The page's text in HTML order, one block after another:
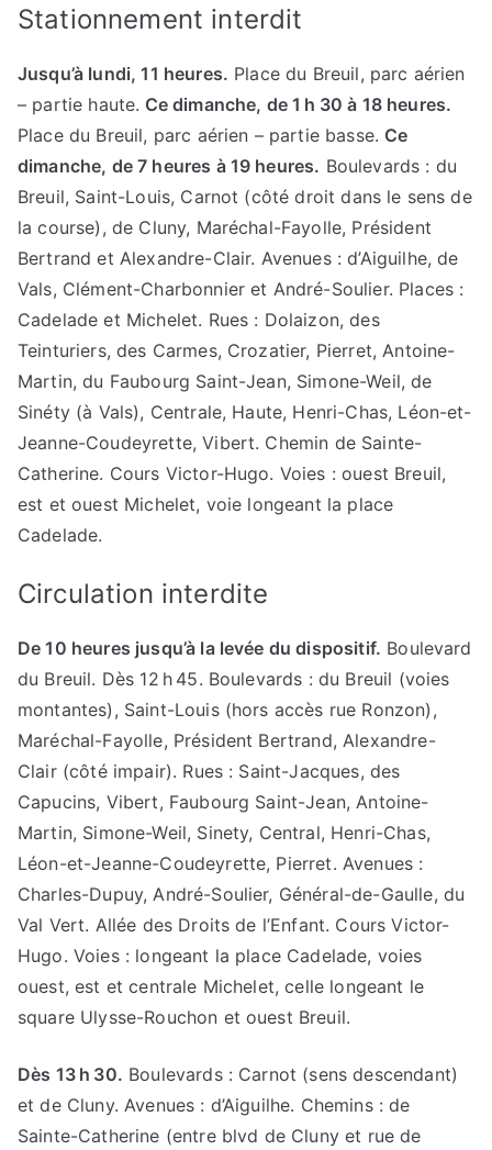
Stationnement interdit
Jusqu’à lundi, 11 heures. Place du Breuil, parc aérien
– partie haute. Ce dimanche, de 1 h 30 à 18 heures.
Place du Breuil, parc aérien – partie basse. Ce
dimanche, de 7 heures à 19 heures. Boulevards : du
Breuil, Saint-Louis, Carnot (côté droit dans le sens de
la course), de Cluny, Maréchal-Fayolle, Président
Bertrand et Alexandre-Clair. Avenues : d’Aiguilhe, de
Vals, Clément-Charbonnier et André-Soulier. Places :
Cadelade et Michelet. Rues : Dolaizon, des
Teinturiers, des Carmes, Crozatier, Pierret, Antoine-
Martin, du Faubourg Saint-Jean, Simone-Weil, de
Sinéty (à Vals), Centrale, Haute, Henri-Chas, Léon-et-
Jeanne-Coudeyrette, Vibert. Chemin de Sainte-
Catherine. Cours Victor-Hugo. Voies : ouest Breuil,
est et ouest Michelet, voie longeant la place
Cadelade.
Circulation interdite
De 10 heures jusqu’à la levée du dispositif. Boulevard
du Breuil. Dès 12 h 45. Boulevards : du Breuil (voies
montantes), Saint-Louis (hors accès rue Ronzon),
Maréchal-Fayolle, Président Bertrand, Alexandre-
Clair (côté impair). Rues : Saint-Jacques, des
Capucins, Vibert, Faubourg Saint-Jean, Antoine-
Martin, Simone-Weil, Sinety, Central, Henri-Chas,
Léon-et-Jeanne-Coudeyrette, Pierret. Avenues :
Charles-Dupuy, André-Soulier, Général-de-Gaulle, du
Val Vert. Allée des Droits de l’Enfant. Cours Victor-
Hugo. Voies : longeant la place Cadelade, voies
ouest, est et centrale Michelet, celle longeant le
square Ulysse-Rouchon et ouest Breuil.
Dès 13 h 30. Boulevards : Carnot (sens descendant)
et de Cluny. Avenues : d’Aiguilhe. Chemins : de
Sainte-Catherine (entre blvd de Cluny et rue de